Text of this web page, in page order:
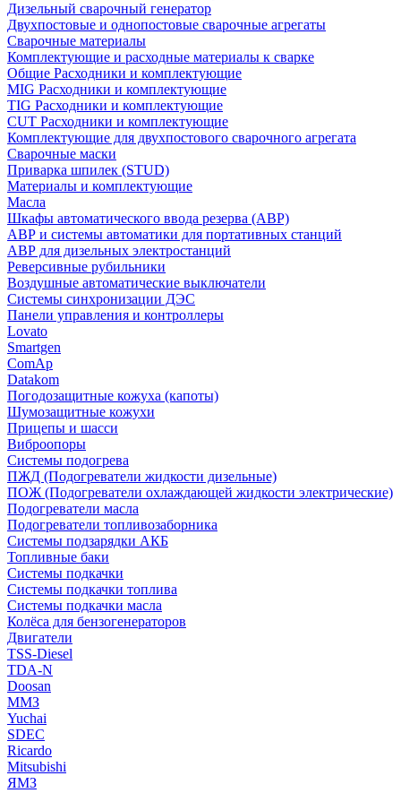
Дизельный сварочный генератор
Двухпостовые и однопостовые сварочные агрегаты
Сварочные материалы
Комплектующие и расходные материалы к сварке
Общие Расходники и комплектующие
MIG Расходники и комплектующие
TIG Расходники и комплектующие
CUT Расходники и комплектующие
Комплектующие для двухпостового сварочного агрегата
Сварочные маски
Приварка шпилек (STUD)
Материалы и комплектующие
Масла
Шкафы автоматического ввода резерва (АВР)
АВР и системы автоматики для портативных станций
АВР для дизельных электростанций
Реверсивные рубильники
Воздушные автоматические выключатели
Системы синхронизации ДЭС
Панели управления и контроллеры
Lovato
Smartgen
ComAp
Datakom
Погодозащитные кожуха (капоты)
Шумозащитные кожухи
Прицепы и шасси
Виброопоры
Системы подогрева
ПЖД (Подогреватели жидкости дизельные)
ПОЖ (Подогреватели охлаждающей жидкости электрические)
Подогреватели масла
Подогреватели топливозаборника
Системы подзарядки АКБ
Топливные баки
Системы подкачки
Системы подкачки топлива
Системы подкачки масла
Колёса для бензогенераторов
Двигатели
TSS-Diesel
TDA-N
Doosan
ММЗ
Yuchai
SDEC
Ricardo
Mitsubishi
ЯМЗ